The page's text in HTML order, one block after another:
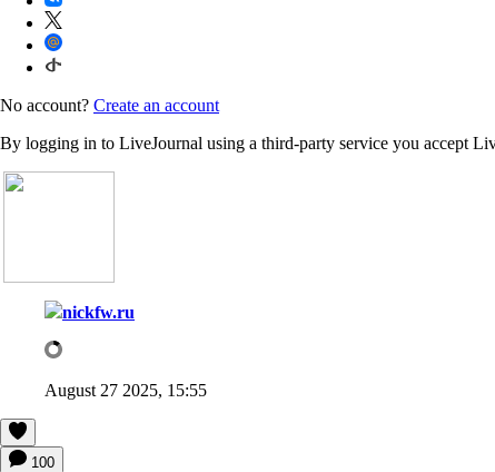
No account? Create an account
By logging in to LiveJournal using a third-party service you accept
nickfw.ru
August 27 2025, 15:55
100